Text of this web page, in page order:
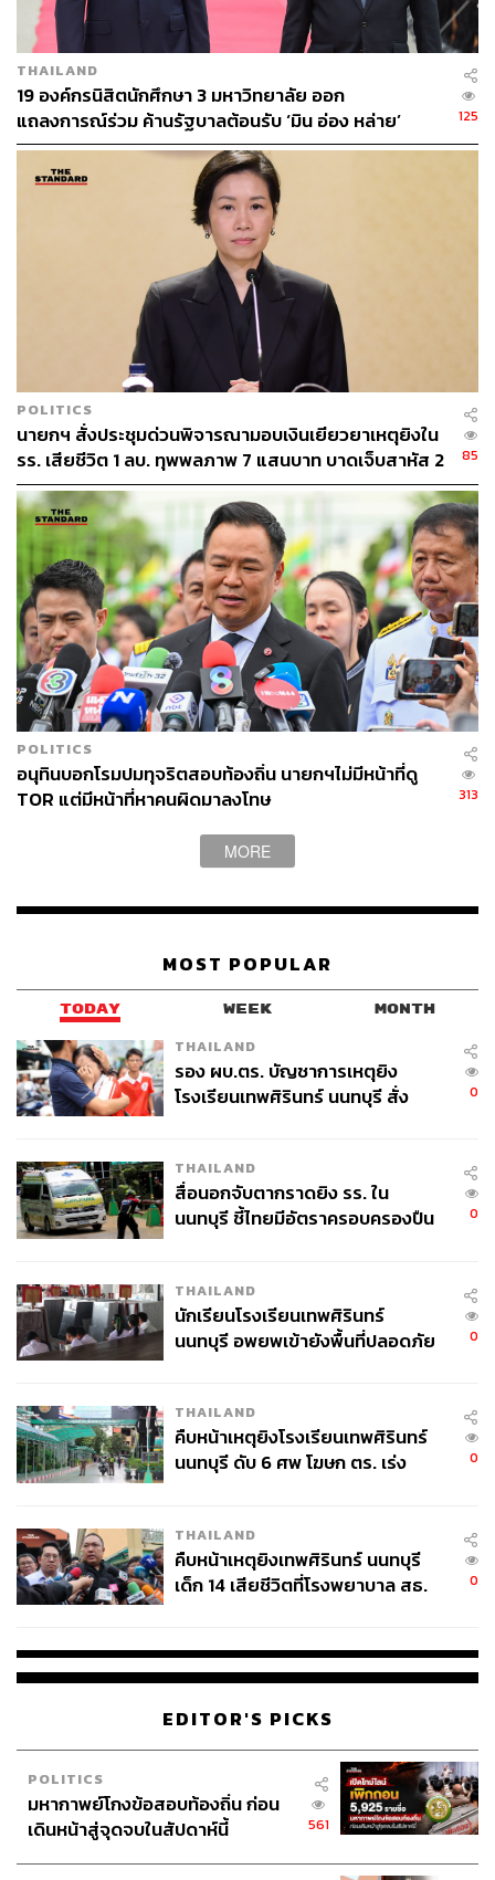
THAILAND
19 องค์กรนิสิตนักศึกษา 3 มหาวิทยาลัย ออก
แถลงการณ์ร่วม ค้านรัฐบาลต้อนรับ ‘มิน อ่อง หล่าย’
125
POLITICS
นายกฯ สั่งประชุมด่วนพิจารณามอบเงินเยียวยาเหตุยิงใน
รร. เสียชีวิต 1 ลบ. ทุพพลภาพ 7 แสนบาท บาดเจ็บสาหัส 2
แสนบาท บาดเจ็บเล็กน้อย 1 แสนบาท
85
POLITICS
อนุทินบอกโรมปมทุจริตสอบท้องถิ่น นายกฯไม่มีหน้าที่ดู
TOR แต่มีหน้าที่หาคนผิดมาลงโทษ
313
MORE
MOST POPULAR
TODAY WEEK MONTH
THAILAND
รอง ผบ.ตร. บัญชาการเหตุยิง
โรงเรียนเทพศิรินทร์ นนทบุรี สั่ง
0
THAILAND
สื่อนอกจับตากราดยิง รร. ใน
นนทบุรี ชี้ไทยมีอัตราครอบครองปืน
0
THAILAND
นักเรียนโรงเรียนเทพศิรินทร์
นนทบุรี อพยพเข้ายังพื้นที่ปลอดภัย
0
THAILAND
คืบหน้าเหตุยิงโรงเรียนเทพศิรินทร์
นนทบุรี ดับ 6 ศพ โฆษก ตร. เร่ง
0
THAILAND
คืบหน้าเหตุยิงเทพศิรินทร์ นนทบุรี
เด็ก 14 เสียชีวิตที่โรงพยาบาล สธ.
0
EDITOR'S PICKS
POLITICS
มหากาพย์โกงข้อสอบท้องถิ่น ก่อน
เดินหน้าสู่จุดจบในสัปดาห์นี้
561